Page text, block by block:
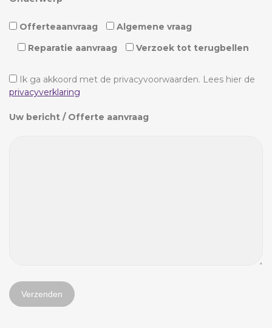
Offerteaanvraag
Algemene vraag
Reparatie aanvraag
Verzoek tot terugbellen
Ik ga akkoord met de privacyvoorwaarden. Lees hier de
privacyverklaring
Uw bericht / Offerte aanvraag